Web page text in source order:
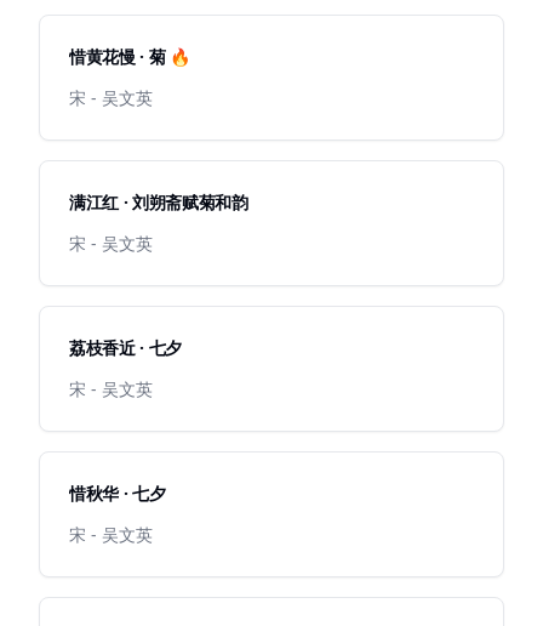
惜黄花慢 · 菊 🔥
宋 - 吴文英
满江红 · 刘朔斋赋菊和韵
宋 - 吴文英
荔枝香近 · 七夕
宋 - 吴文英
惜秋华 · 七夕
宋 - 吴文英